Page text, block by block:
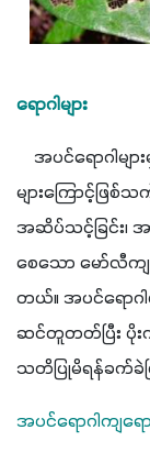
ရောဂါများ
အပင်ရောဂါမျ
များကြောင့်ဖြ
အဆိပ်သင့်ခြင်း၊ အ
စေသော မော်လီကျူး
တယ်။ အပင်ရောဂါ
ဆင်တူတတ်ပြီး ပိုး
သတိပြုမိရန်ခက်ခဲ
အပင်ရောဂါကျရ